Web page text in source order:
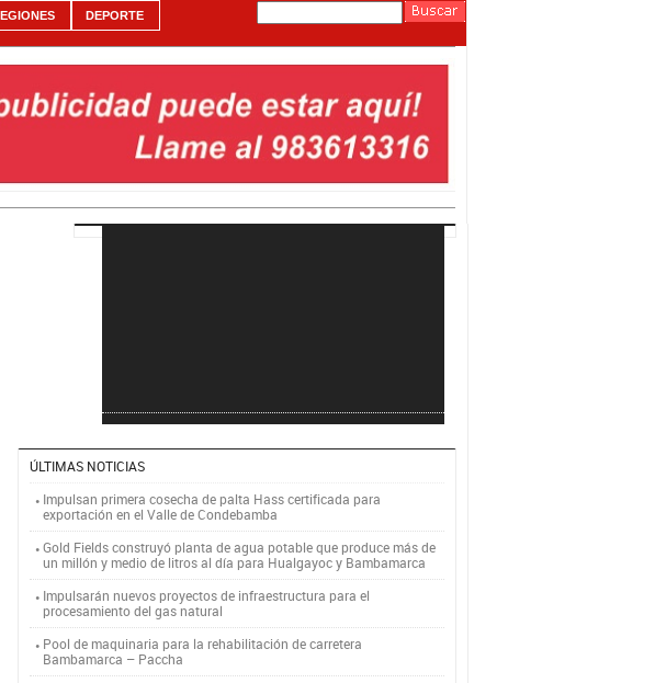
DEPORTE
ÚLTIMAS NOTICIAS
Impulsan primera cosecha de palta Hass certificada para
exportación en el Valle de Condebamba
Gold Fields construyó planta de agua potable que produce más de
un millón y medio de litros al día para Hualgayoc y Bambamarca
Impulsarán nuevos proyectos de infraestructura para el
procesamiento del gas natural
Pool de maquinaria para la rehabilitación de carretera
Bambamarca – Paccha